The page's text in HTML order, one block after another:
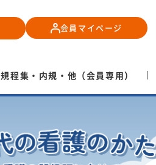
会員マイページ
規程集・内規・他（会員専用）